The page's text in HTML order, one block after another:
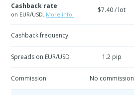
Cashback rate
on EUR/USD. More info.
$7.40 / lot
Cashback frequency
Spreads on EUR/USD 1.2 pip
Commission No commission